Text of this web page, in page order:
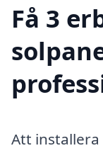
Få 3
Att installera